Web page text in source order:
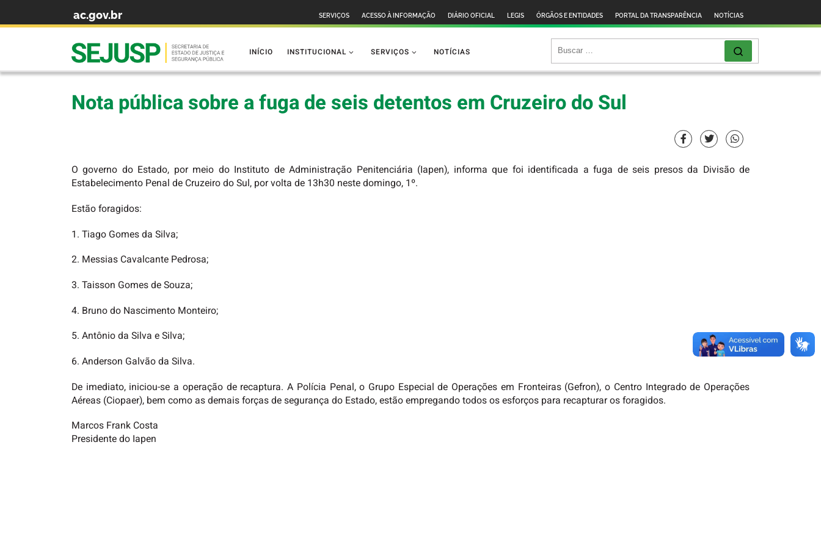
ac.gov.br SERVIÇOS ACESSO À INFORMAÇÃO DIÁRIO OFICIAL LEGIS ÓRGÃOS E ENTIDADES PORTAL DA TRANSPARÊNCIA NOTÍCIAS
INÍCIO INSTITUCIONAL SERVIÇOS NOTÍCIAS
Nota pública sobre a fuga de seis detentos em Cruzeiro do Sul
O governo do Estado, por meio do Instituto de Administração Penitenciária (Iapen), informa que foi identificada a fuga de seis presos da Divisão de
Estabelecimento Penal de Cruzeiro do Sul, por volta de 13h30 neste domingo, 1º.
Estão foragidos:
1. Tiago Gomes da Silva;
2. Messias Cavalcante Pedrosa;
3. Taisson Gomes de Souza;
4. Bruno do Nascimento Monteiro;
5. Antônio da Silva e Silva;
6. Anderson Galvão da Silva.
De imediato, iniciou-se a operação de recaptura. A Polícia Penal, o Grupo Especial de Operações em Fronteiras (Gefron), o Centro Integrado de Operações
Aéreas (Ciopaer), bem como as demais forças de segurança do Estado, estão empregando todos os esforços para recapturar os foragidos.
Marcos Frank Costa
Presidente do Iapen